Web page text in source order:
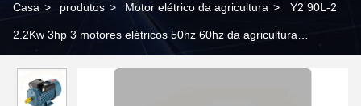
Casa > produtos > Motor elétrico da agricultura > Y2 90L-2
2.2Kw 3hp 3 motores elétricos 50hz 60hz da agricultura